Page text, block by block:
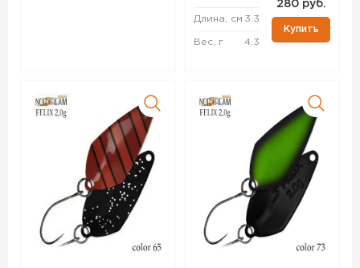
Длина, см 3.3
Вес, г 4.3
280 руб.
Купить